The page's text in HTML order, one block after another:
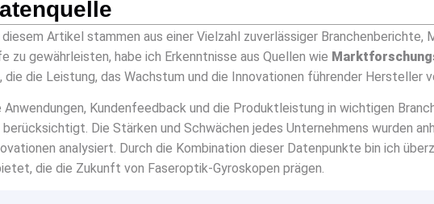
Artikel stammen aus einer Vielzahl zuverlässiger Branchenberichte,
zu gewährleisten, habe ich Erkenntnisse aus Quellen wie
, die die Leistung, das Wachstum und die Innovationen führender
Anwendungen, Kundenfeedback und die Produktleistung in wichtigen
Die Stärken und Schwächen jedes Unternehmens wurden
analysiert. Durch die Kombination dieser Datenpunkte bin ich
die die Zukunft von Faseroptik-Gyroskopen prägen.